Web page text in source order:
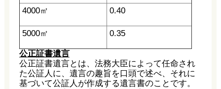
4000㎡ 0.40
5000㎡ 0.35
公正証書遺言
公正証書遺言とは、法務大臣によって任命され
た公証人に、遺言の趣旨を口頭で述べ、それに
基づいて公証人が作成する遺言書のことです。